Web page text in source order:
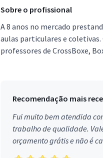
Sobre o profissional
A 8 anos no mercado
aulas particulares e coletivas.
professores de CrossBoxe,
Recomendação mais
Fui muito bem atendida
trabalho de qualidade.
orçamento grátis e não é
Obrigada!